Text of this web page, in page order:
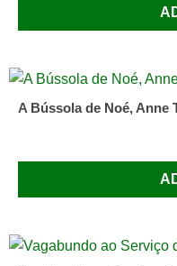
A Bússola de Noé, Anne